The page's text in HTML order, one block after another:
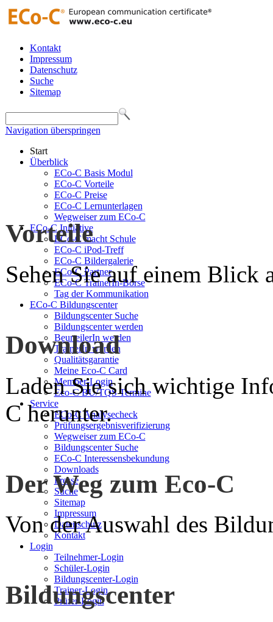
Kontakt
Impressum
Datenschutz
Suche
Sitemap
Navigation überspringen
Start
Überblick
ECo-C Basis Modul
ECo-C Vorteile
ECo-C Preise
ECo-C Lernunterlagen
Wegweiser zum ECo-C
ECo-C Initiative
ECo-C macht Schule
ECo-C iPod-Treff
ECo-C Bildergalerie
ECo-C Partner
ECo-C TrainerIn-Börse
Tag der Kommunikation
ECo-C Bildungscenter
Bildungscenter Suche
Bildungscenter werden
BeurteilerIn werden
TrainerIn werden
Qualitätsgarantie
Meine Eco-C Card
Member-Login
Eco-C BU/TQS Termine
Service
ECo-C Analysecheck
Prüfungsergebnisverifizierung
Wegweiser zum ECo-C
Bildungscenter Suche
ECo-C Interessensbekundung
Downloads
Presse
Suche
Sitemap
Impressum
Datenschutz
Kontakt
Login
Teilnehmer-Login
Schüler-Login
Bildungscenter-Login
Trainer-Login
Prüfer-Login
Vorteile
Sehen Sie auf einem Blick
Download
Laden Sie sich wichtige
C herunter.
Der Weg zum Eco-C
Von der Auswahl des
Bildungscenter